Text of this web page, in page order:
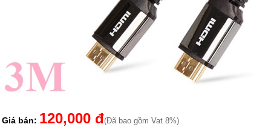
Giá bán: 120,000 đ(Đã bao gồm Vat 8%)